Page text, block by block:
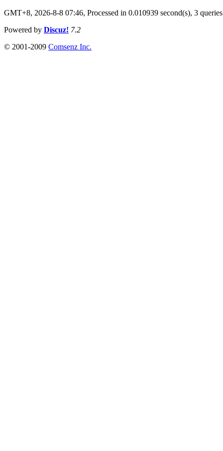
GMT+8, 2026-8-8 07:46, Processed in 0.010939 second(s), 3 queries
Powered by Discuz! 7.2
© 2001-2009 Comsenz Inc.